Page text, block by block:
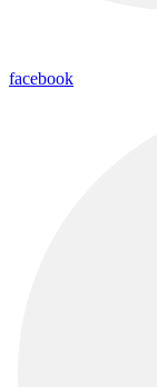
facebook